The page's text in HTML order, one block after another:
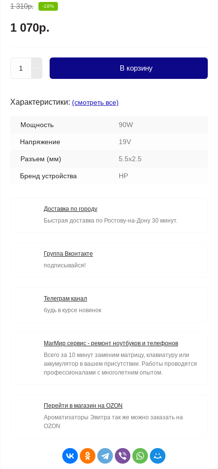
1 310р. -18%
1 070р.
В корзину
Характеристики: (смотреть все)
Мощность 90W
Напряжение 19V
Разъем (мм) 5.5x2.5
Бренд устройства HP
Доставка по городу
Быстрая доставка по Ростову-на-Дону 30 минут.
Группа Вконтакте
подписывайся!
Телеграм канал
будь в курсе новинок
МагМир сервис - ремонт ноутбуков и телефонов
Всего за 10 минут заменим матрицу, клавиатуру или
аккумулятор в вашем присутствии. Работы проводятся
профессионалами с многолетним опытом.
Перейти в магазин на OZON
Ароматизаторы Эвитра так же можно заказать на
OZON